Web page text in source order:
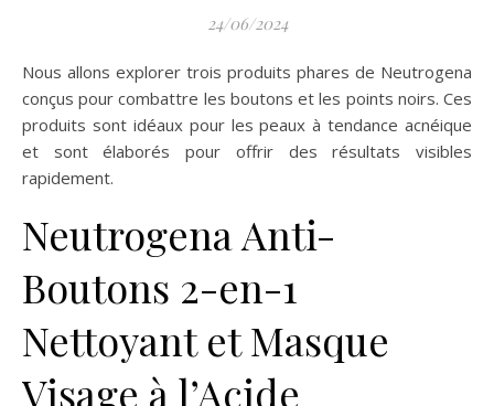
24/06/2024
Nous allons explorer trois produits phares de Neutrogena
conçus pour combattre les boutons et les points noirs. Ces
produits sont idéaux pour les peaux à tendance acnéique
et sont élaborés pour offrir des résultats visibles
rapidement.
Neutrogena Anti-
Boutons 2-en-1
Nettoyant et Masque
Visage à l’Acide